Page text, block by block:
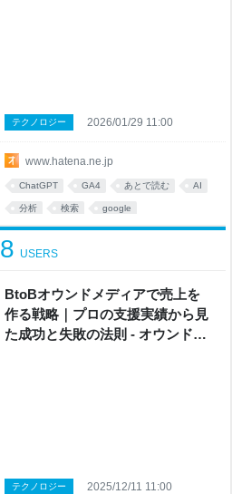
www.hatena.ne.jp
テクノロジー 2026/01/29 11:00
ChatGPT GA4 あとで読む AI
分析 検索 google
BtoBオウンドメディアで売上を
作る戦略｜プロの支援実績から見
た成功と失敗の法則 - オウンドメ
8 USERS
テクノロジー 2025/12/11 11:00